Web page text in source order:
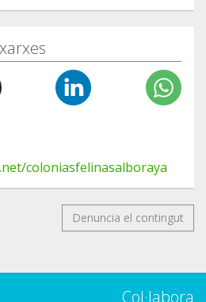
coloniasfelinasalboraya
Denuncia el contingut
Col·labora